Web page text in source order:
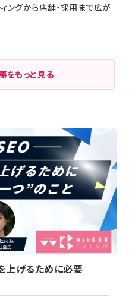
ングから店舗・採用まで広が
をもっと見る
上げるために必要